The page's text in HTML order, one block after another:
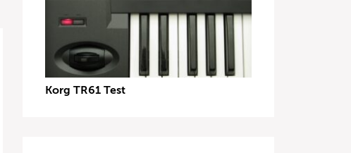
Korg TR61 Test